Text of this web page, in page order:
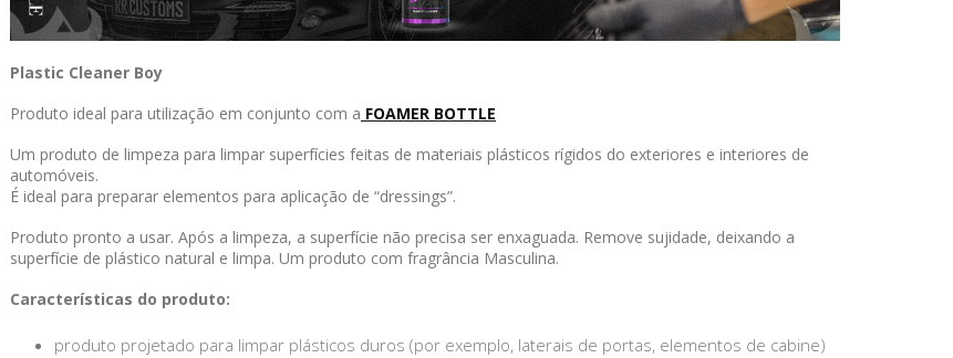
Plastic Cleaner Boy
Produto ideal para utilização em conjunto com a FOAMER BOTTLE
Um produto de limpeza para limpar superfícies feitas de materiais plásticos rígidos do exteriores e interiores de
automóveis.
É ideal para preparar elementos para aplicação de “dressings”.
Produto pronto a usar. Após a limpeza, a superfície não precisa ser enxaguada. Remove sujidade, deixando a
superfície de plástico natural e limpa. Um produto com fragrância Masculina.
Características do produto:
produto projetado para limpar plásticos duros (por exemplo, laterais de portas, elementos de cabine)